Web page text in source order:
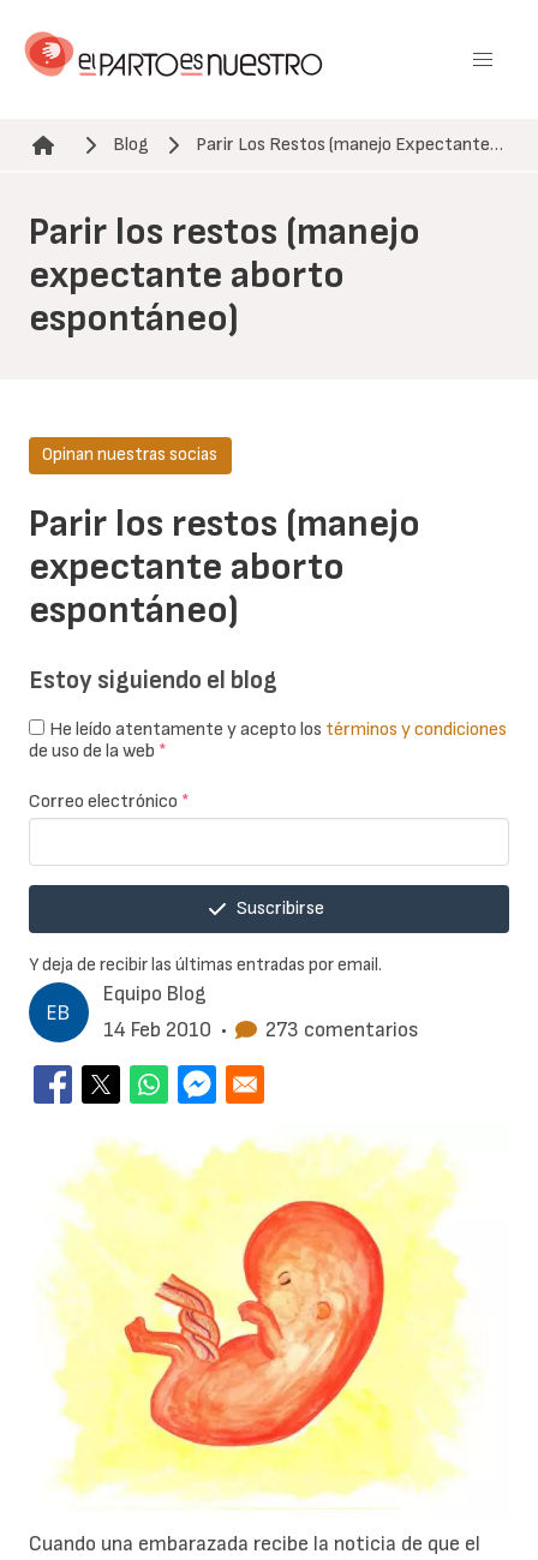
contenido
Ruta de navegación
Blog Parir Los Restos (manejo Expectante…
Parir los restos (manejo
expectante aborto
espontáneo)
Equipo Blog
14 Feb 2010 • 273 comentarios
Parir los restos (manejo
expectante aborto
espontáneo)
Opinan nuestras socias
Cuando una embarazada recibe la noticia de que el
Estoy siguiendo el blog
He leído atentamente y acepto los términos y condiciones
de uso de la web *
Correo electrónico *
Suscribirse
Y deja de recibir las últimas entradas por email.